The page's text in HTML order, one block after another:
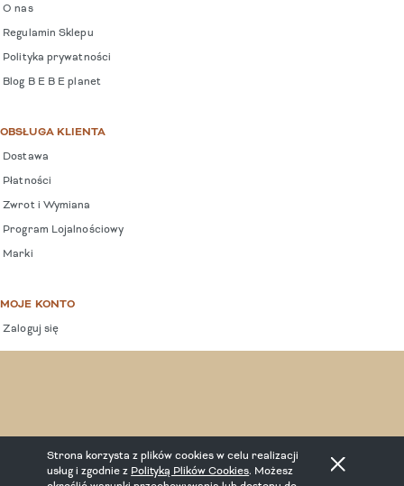
Strona korzysta z plików cookies w celu realizacji
usług i zgodnie z Polityką Plików Cookies. Możesz
O nas
Regulamin Sklepu
Polityka prywatności
Blog B E B E planet
OBSŁUGA KLIENTA
Dostawa
Płatności
Zwrot i Wymiana
Program Lojalnościowy
Marki
MOJE KONTO
Zaloguj się
COPYRIGHT © 2025 BEBEPLANET.